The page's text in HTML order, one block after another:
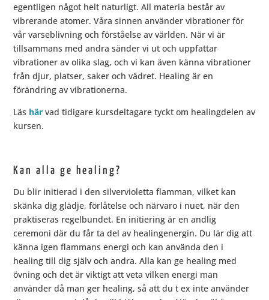
egentligen något helt naturligt. All materia består av
vibrerande atomer. Våra sinnen använder vibrationer för
vår varseblivning och förståelse av världen. När vi är
tillsammans med andra sänder vi ut och uppfattar
vibrationer av olika slag, och vi kan även känna vibrationer
från djur, platser, saker och vädret. Healing är en
förändring av vibrationerna.
Läs här vad tidigare kursdeltagare tyckt om healingdelen av
kursen.
Kan alla ge healing?
Du blir initierad i den silvervioletta flamman, vilket kan
skänka dig glädje, förlåtelse och närvaro i nuet, när den
praktiseras regelbundet. En initiering är en andlig
ceremoni där du får ta del av healingenergin. Du lär dig att
känna igen flammans energi och kan använda den i
healing till dig själv och andra. Alla kan ge healing med
övning och det är viktigt att veta vilken energi man
använder då man ger healing, så att du t ex inte använder